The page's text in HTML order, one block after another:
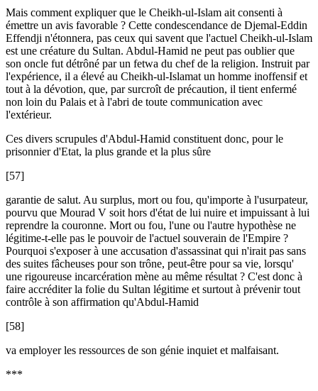
Mais comment expliquer que le Cheikh-ul-Islam ait consenti à
émettre un avis favorable ? Cette condescendance de Djemal-Eddin
Effendji n'étonnera, pas ceux qui savent que l'actuel Cheikh-ul-Islam
est une créature du Sultan. Abdul-Hamid ne peut pas oublier que
son oncle fut détrôné par un fetwa du chef de la religion. Instruit par
l'expérience, il a élevé au Cheikh-ul-Islamat un homme inoffensif et
tout à la dévotion, que, par surcroît de précaution, il tient enfermé
non loin du Palais et à l'abri de toute communication avec
l'extérieur.
Ces divers scrupules d'Abdul-Hamid constituent donc, pour le
prisonnier d'Etat, la plus grande et la plus sûre
[57]
garantie de salut. Au surplus, mort ou fou, qu'importe à l'usurpateur,
pourvu que Mourad V soit hors d'état de lui nuire et impuissant à lui
reprendre la couronne. Mort ou fou, l'une ou l'autre hypothèse ne
légitime-t-elle pas le pouvoir de l'actuel souverain de l'Empire ?
Pourquoi s'exposer à une accusation d'assassinat qui n'irait pas sans
des suites fâcheuses pour son trône, peut-être pour sa vie, lorsqu'
une rigoureuse incarcération mène au même résultat ? C'est donc à
faire accréditer la folie du Sultan légitime et surtout à prévenir tout
contrôle à son affirmation qu'Abdul-Hamid
[58]
va employer les ressources de son génie inquiet et malfaisant.
***